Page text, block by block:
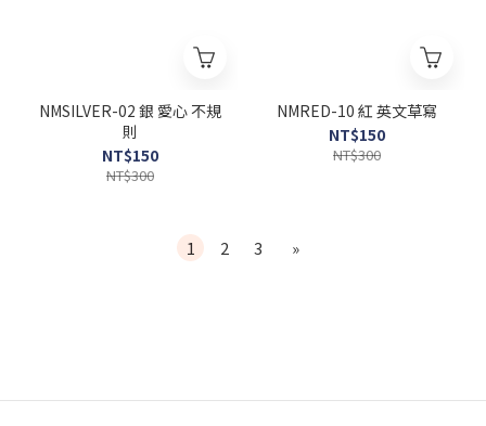
NMSILVER-02 銀 愛心 不規
則
NT$150
NT$300
NMRED-10 紅 英文草寫
NT$150
NT$300
1 2 3 »